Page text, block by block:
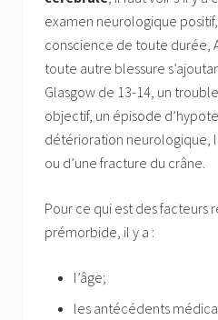
examen neurologique
conscience de toute durée,
toute autre blessure
Glasgow de 13-14, un
objectif, un épisode
détérioration neurologique,
ou d’une fracture du crâne.
Pour ce qui est des facteurs
prémorbide, il y a :
l’âge;
les antécédents